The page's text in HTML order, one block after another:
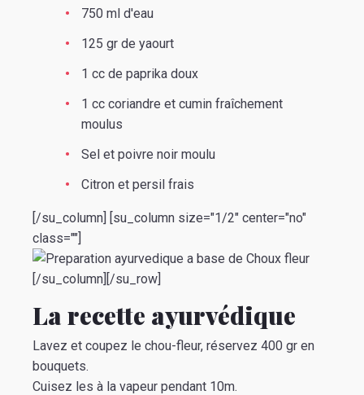
750 ml d'eau
125 gr de yaourt
1 cc de paprika doux
1 cc coriandre et cumin fraîchement
moulus
Sel et poivre noir moulu
Citron et persil frais
[/su_column] [su_column size="1/2" center="no"
class=""]
[/su_column][/su_row]
La recette ayurvédique
Lavez et coupez le chou-fleur, réservez 400 gr en
bouquets.
Cuisez les à la vapeur pendant 10m.